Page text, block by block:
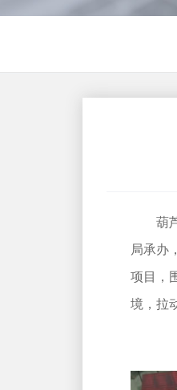
葫芦
局承办
项目，
境，拉